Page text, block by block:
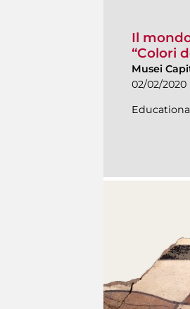
Il
“Colori
Musei
02/02/2020